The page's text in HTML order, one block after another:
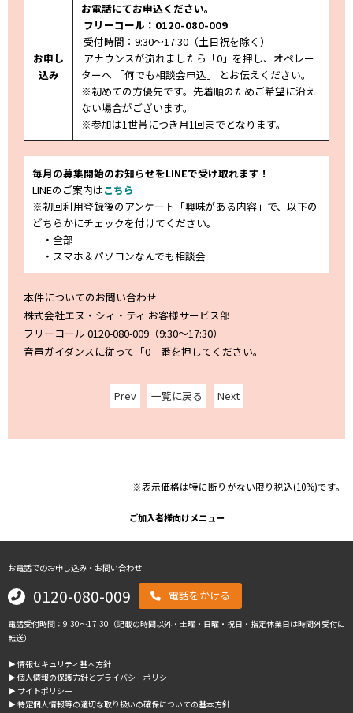
お申し
込み
お電話にてお申込ください。
フリーコール：0120-080-009
受付時間：9:30～17:30（土日祝を除く ）
アナウンスが流れましたら「0」を押し、オペレー
ターへ 「何でも相談会申込」 とお伝えください。
※初めての方優先です。先着順のためご希望に沿え
ない場合がございます。
※参加は1世帯につき月1回までとなります。
毎月の募集開始のお知らせをLINEで受け取れます！
LINEのご案内はこちら
※初回利用登録後のアンケート「興味がある内容」で、以下の
どちらかにチェックを付けてください。
・全部
・スマホ＆パソコンなんでも相談会
本件についてのお問い合わせ
株式会社エヌ・シィ・ティ お客様サービス部
フリーコール 0120-080-009（9:30～17:30）
音声ガイダンスに従って「0」番を押してください。
Prev 一覧に戻る Next
※表示価格は特に断りがない限り税込(10%)です。
ご加入者様向けメニュー
お電話でのお申し込み・お問い合わせ
0120-080-009 電話をかける
電話受付時間：9:30～17:30（記載の時間以外・土曜・日曜・祝日・指定休業日は時間外受付に
転送）
▶︎ 情報セキュリティ基本方針
▶︎ 個人情報の保護方針とプライバシーポリシー
▶︎ サイトポリシー
▶︎ 特定個人情報等の適切な取り扱いの確保についての基本方針